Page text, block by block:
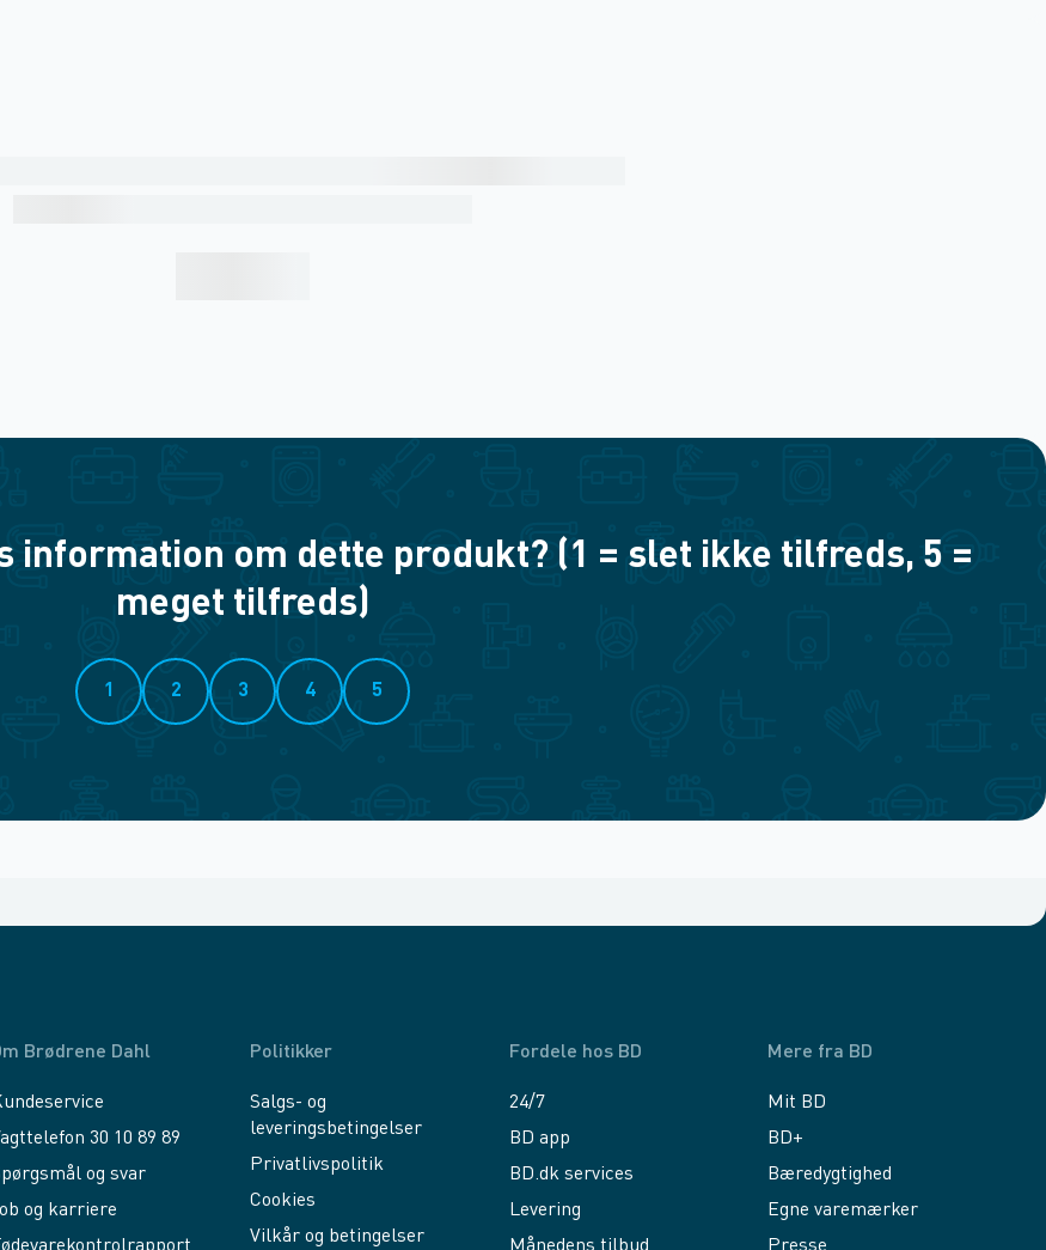
information om dette produkt? (1 = slet ikke tilfreds, 5 =
meget tilfreds)
1 2 3 4 5
Brødrene Dahl
30 10 89 89
og svar
og karriere
Politikker
Salgs- og
leveringsbetingelser
Privatlivspolitik
Cookies
Vilkår og betingelser
Fordele hos BD
24/7
BD app
BD.dk services
Levering
Mere fra BD
Mit BD
BD+
Bæredygtighed
Egne varemærker